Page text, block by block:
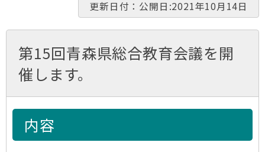
更新日付：公開日:2021年10月14日
第15回青森県総合教育会議を開
催します。
内容